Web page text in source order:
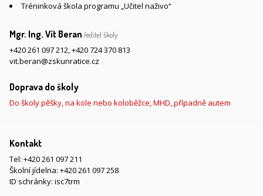
Tréninková škola programu „Učitel naživo“
Mgr. Ing. Vít Beran ředitel školy
+420 261 097 212,+420 724 370 813
vit.beran@zskunratice.cz
Doprava do školy
Do školy pěšky, na kole nebo koloběžce, MHD, případně autem
Kontakt
Tel: +420 261 097 211
Školní jídelna: +420 261 097 258
ID schránky: isc7trm